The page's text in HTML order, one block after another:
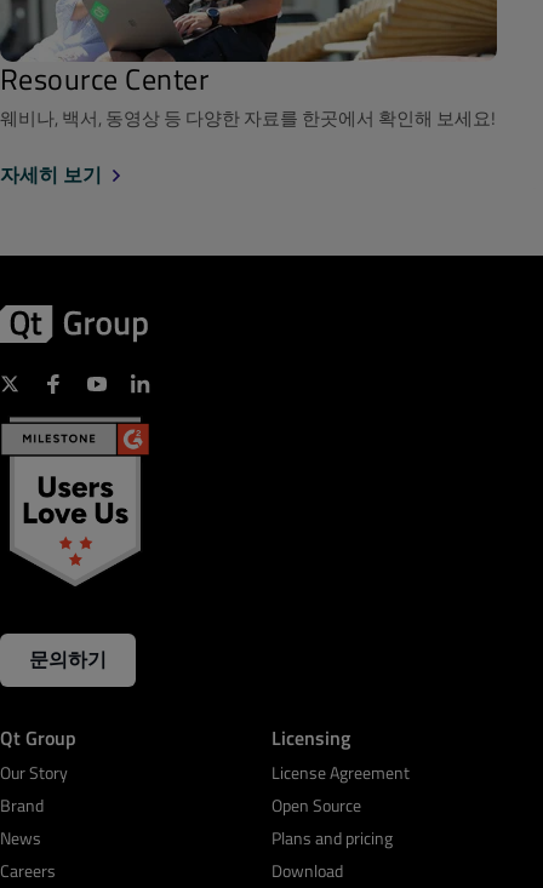
Resource Center
웨비나, 백서, 동영상 등 다양한 자료를 한곳에서 확인해 보세요!
자세히 보기
문의하기
Qt Group
Our Story
Brand
News
Careers
Licensing
License Agreement
Open Source
Plans and pricing
Download